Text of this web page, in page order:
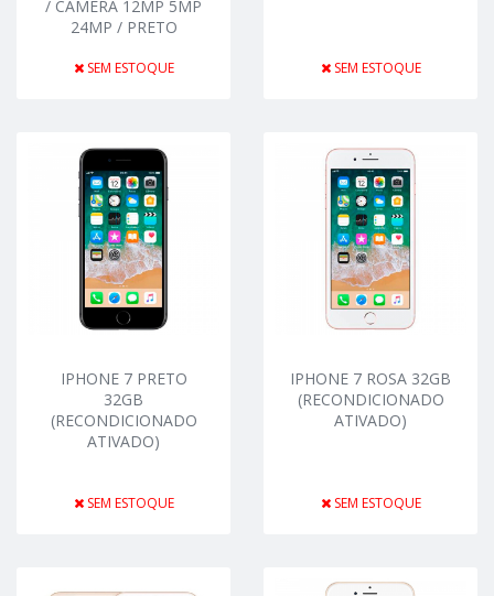
/ CÂMERA 12MP 5MP
24MP / PRETO
SEM ESTOQUE SEM ESTOQUE
IPHONE 7 PRETO
32GB
(RECONDICIONADO
ATIVADO)
SEM ESTOQUE
IPHONE 7 ROSA 32GB
(RECONDICIONADO
ATIVADO)
SEM ESTOQUE